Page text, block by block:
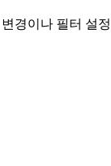
경이나 필터 설정